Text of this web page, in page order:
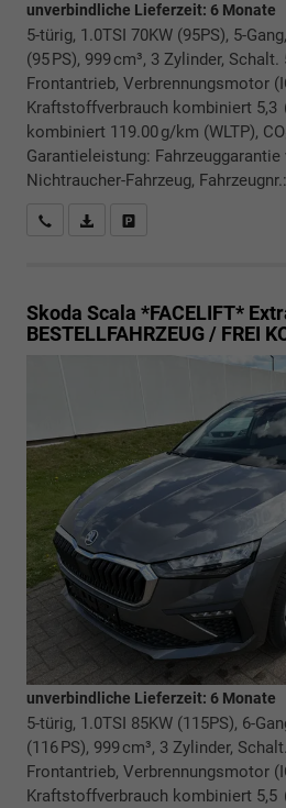
unverbindliche Lieferzeit: 6 Monate
5-türig, 1.0TSI 70KW (95PS), 5-
(95 PS), 999 cm³, 3 Zylinder, Schalt.
Frontantrieb, Verbrennungsmotor
Kraftstoffverbrauch kombiniert 5,3
kombiniert 119.00 g/km (WLTP),
Garantieleistung:
Nichtraucher-Fahrzeug,
Rückrufbitte absenden
PDF-Datei, Fahrzeugexposé
Skoda Scala *FACELIFT*
BESTELLFAHRZEUG / FREI
unverbindliche Lieferzeit: 6 Monate
5-türig, 1.0TSI 85KW (115PS), 6-
(116 PS), 999 cm³, 3 Zylinder,
Frontantrieb, Verbrennungsmotor
Kraftstoffverbrauch kombiniert 5,5